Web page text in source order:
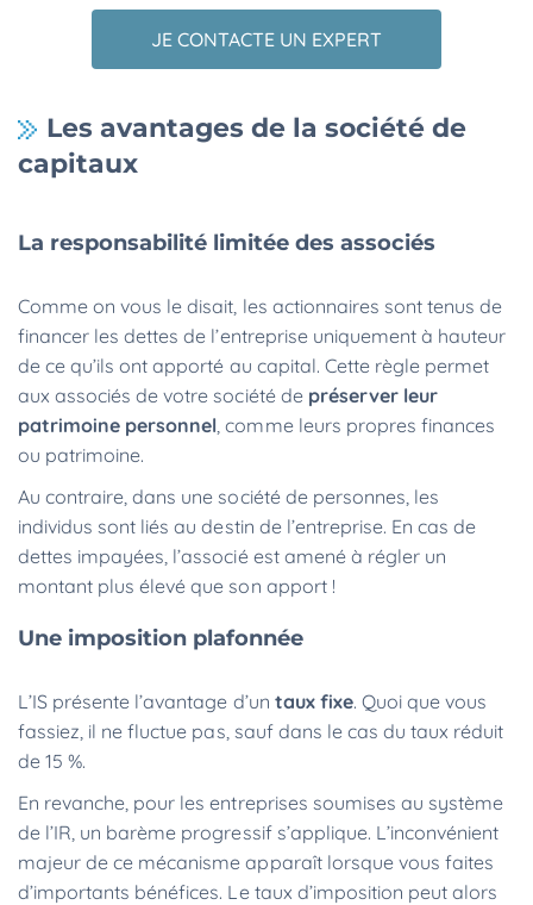
JE CONTACTE UN EXPERT
Les avantages de la société de
capitaux
La responsabilité limitée des associés
Comme on vous le disait, les actionnaires sont tenus de
financer les dettes de l’entreprise uniquement à hauteur
de ce qu’ils ont apporté au capital. Cette règle permet
aux associés de votre société depréserver leur
patrimoine personnel, comme leurs propres finances
ou patrimoine.
Au contraire, dans une société de personnes, les
individus sont liés au destin de l’entreprise. En cas de
dettes impayées, l’associé est amené à régler un
montant plus élevé que son apport !
Une imposition plafonnée
L’IS présente l’avantage d’un taux fixe. Quoi que vous
fassiez, il ne fluctue pas, sauf dans le cas du taux réduit
de 15 %.
En revanche, pour les entreprises soumises au système
de l’IR, un barème progressif s’applique. L’inconvénient
majeur de ce mécanisme apparaît lorsque vous faites
d’importants bénéfices. Le taux d’imposition peut alors